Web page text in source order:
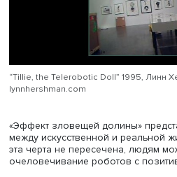
Обсудить цифровое
студентка магистратуры
Анастасия Чугунова. Она
зловещей долины». Этот
ученый и робототехник
отношения людей к роботам
человеческих черт у таких
неприятны человеку,
Автор доклада выявила в